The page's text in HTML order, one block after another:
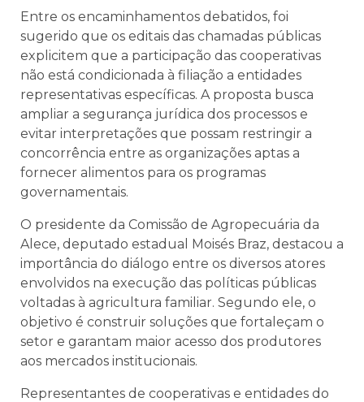
Entre os encaminhamentos debatidos, foi
sugerido que os editais das chamadas públicas
explicitem que a participação das cooperativas
não está condicionada à filiação a entidades
representativas específicas. A proposta busca
ampliar a segurança jurídica dos processos e
evitar interpretações que possam restringir a
concorrência entre as organizações aptas a
fornecer alimentos para os programas
governamentais.
O presidente da Comissão de Agropecuária da
Alece, deputado estadual Moisés Braz, destacou a
importância do diálogo entre os diversos atores
envolvidos na execução das políticas públicas
voltadas à agricultura familiar. Segundo ele, o
objetivo é construir soluções que fortaleçam o
setor e garantam maior acesso dos produtores
aos mercados institucionais.
Representantes de cooperativas e entidades do